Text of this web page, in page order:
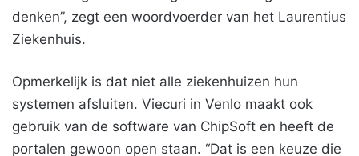
denken”, zegt een woordvoerder van het Laurentius
Ziekenhuis.
Opmerkelijk is dat niet alle ziekenhuizen hun
systemen afsluiten. Viecuri in Venlo maakt ook
gebruik van de software van ChipSoft en heeft de
portalen gewoon open staan. “Dat is een keuze die